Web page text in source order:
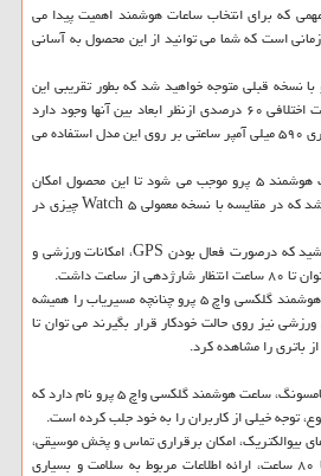
که برای انتخاب ساعات هوشمند اهمیت پیدا می
است که شما می توانید از این محصول به آسانی
بین گلکسی واچ ۵ پرو با نسخه قبلی متوجه خواهید شد که بطور تقریبی این
ساعت بزرگ تر است که در حقیقت اختلافی ۶۰ درصدی ازنظر ابعاد بین آنها وجود دارد
که باتوجه به این مسئله از یک باتری ۵۹۰ میلی آمپر ساعتی بر روی این مدل استفاده می
به کارگیری این باتری روی ساعت هوشمند ۵ پرو موجب می شود تا این محصول امکان
استفاده تا ۸۰ ساعت را داشته باشد که در مقایسه با نسخه معمولی Watch ۵ چیزی در
البته باید این را در نظر داشته باشید که درصورت فعال بودن GPS، امکانات ورزشی و
داشت.
در واقع هنگام استفاده از ساعت هوشمند گلکسی واچ ۵ پرو چنانچه مسیریاب را همیشه
نیز روی حالت خودکار قرار بگیرند می توان تا
منحصربه فرد سامسونگ، ساعت هوشمند گلکسی واچ ۵ پرو نام دارد که
توجه خیلی از کاربران را به خود جلب کرده است.
سنسورهای بیوالکتریک، امکان برقراری تماس و پخش موسیقی،
GPS، باتری با ظرفیت کاربرد تا ۸۰ ساعت، ارائه اطلاعات مربوط به سلامت و بسیاری